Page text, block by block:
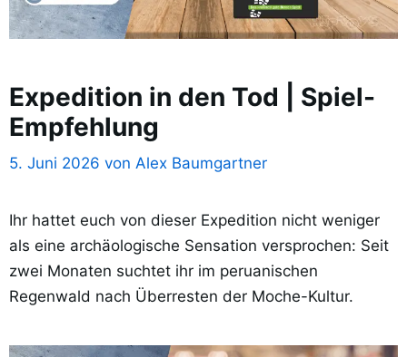
Expedition in den Tod | Spiel-
Empfehlung
5. Juni 2026 von Alex Baumgartner
Ihr hattet euch von dieser Expedition nicht weniger
als eine archäologische Sensation versprochen: Seit
zwei Monaten suchtet ihr im peruanischen
Regenwald nach Überresten der Moche-Kultur.